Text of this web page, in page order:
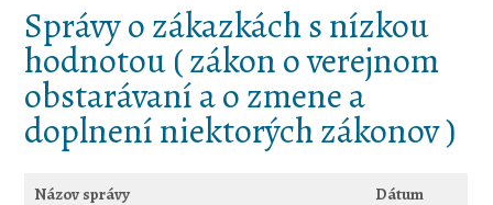
Správy o zákazkách s nízkou
hodnotou ( zákon o verejnom
obstarávaní a o zmene a
doplnení niektorých zákonov )
Názov správy
Dátum